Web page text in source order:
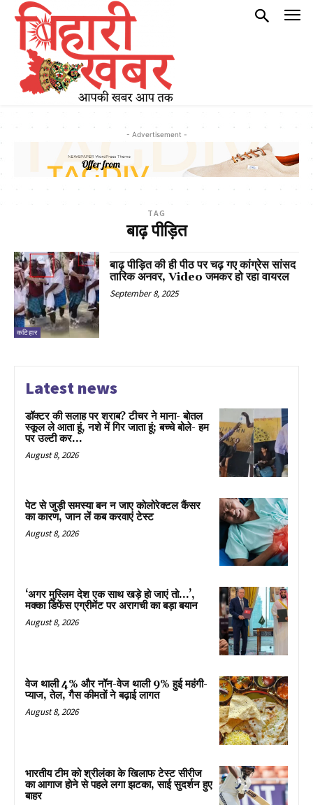
- Advertisement -
TAG
बाढ़ पीड़ित
कटिहार
बाढ़ पीड़ित की ही पीठ पर चढ़ गए कांग्रेस सांसद
तारिक अनवर, Video जमकर हो रहा वायरल
September 8, 2025
Latest news
डॉक्टर की सलाह पर शराब? टीचर ने माना- बोतल
स्कूल ले आता हूं, नशे में गिर जाता हूं; बच्चे बोले- हम
पर उल्टी कर...
August 8, 2026
पेट से जुड़ी समस्या बन न जाए कोलोरेक्टल कैंसर
का कारण, जान लें कब करवाएं टेस्ट
August 8, 2026
‘अगर मुस्लिम देश एक साथ खड़े हो जाएं तो…’,
मक्का डिफेंस एग्रीमेंट पर अरागची का बड़ा बयान
August 8, 2026
वेज थाली 4% और नॉन-वेज थाली 9% हुई महंगी-
प्याज, तेल, गैस कीमतों ने बढ़ाई लागत
August 8, 2026
भारतीय टीम को श्रीलंका के खिलाफ टेस्ट सीरीज
का आगाज होने से पहले लगा झटका, साई सुदर्शन हुए
बाहर